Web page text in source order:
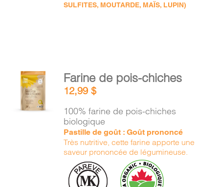
SULFITES, MOUTARDE, MAÏS, LUPIN)
AJOUTER
AU
PANIER
Farine de pois-chiches
12,99$
100% farine de pois-chiches
biologique
Pastille de goût : Goût prononcé
Très nutritive, cette farine apporte une
saveur prononcée de légumineuse.